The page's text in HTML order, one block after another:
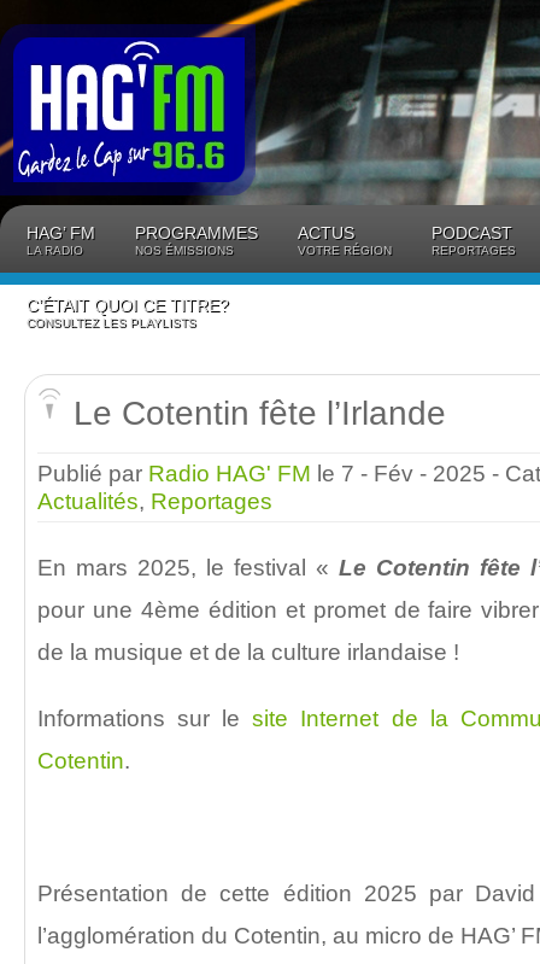
HAG’ FM
LA RADIO
PROGRAMMES
NOS ÉMISSIONS
ACTUS
VOTRE RÉGION
PODCAST
REPORTAGES
C’ÉTAIT QUOI CE TITRE?
CONSULTEZ LES PLAYLISTS
Le Cotentin fête l’Irlande
Publié par Radio HAG' FM le 7 - Fév - 2025 -
Actualités, Reportages
En mars 2025, le festival « Le Cotentin fête
pour une 4ème édition et promet de faire
de la musique et de la culture irlandaise !
Informations sur lesite Internet de la
Cotentin.
Présentation de cette édition 2025 par
l’agglomération du Cotentin, au micro de HAG’